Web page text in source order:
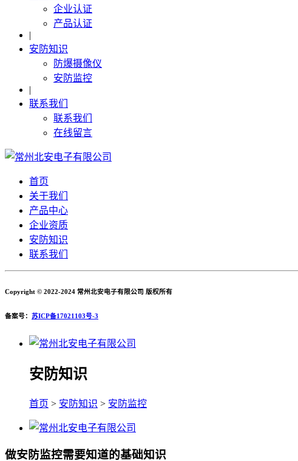
企业认证
产品认证
|
安防知识
防爆摄像仪
安防监控
|
联系我们
联系我们
在线留言
首页
关于我们
产品中心
企业资质
安防知识
联系我们
Copyright © 2022-2024 常州北安电子有限公司 版权所有
备案号： 苏ICP备17021103号-3
安防知识
首页 > 安防知识 > 安防监控
做安防监控需要知道的基础知识